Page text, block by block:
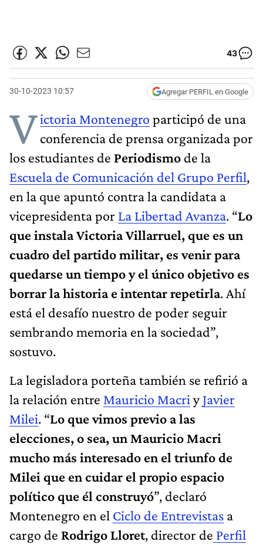
43
30-10-2023 10:57 Agregar PERFIL en Google
Victoria Montenegro participó de una
conferencia de prensa organizada por
los estudiantes de Periodismo de la
Escuela de Comunicación del Grupo Perfil,
en la que apuntó contra la candidata a
vicepresidenta por La Libertad Avanza. “Lo
que instala Victoria Villarruel, que es un
cuadro del partido militar, es venir para
quedarse un tiempo y el único objetivo es
borrar la historia e intentar repetirla. Ahí
está el desafío nuestro de poder seguir
sembrando memoria en la sociedad”,
sostuvo.
La legisladora porteña también se refirió a
la relación entre Mauricio Macri yJavier
Milei. “Lo que vimos previo a las
elecciones, o sea, un Mauricio Macri
mucho más interesado en el triunfo de
Milei que en cuidar el propio espacio
político que él construyó”, declaró
Montenegro en el Ciclo de Entrevistas a
cargo de Rodrigo Lloret, director de Perfil